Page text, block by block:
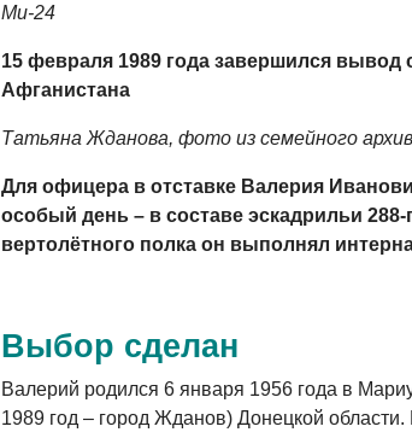
Ми-24
15 февраля 1989 года завершился вывод
Афганистана
Татьяна Жданова, фото из семейного
Для офицера в отставке Валерия
особый день – в составе эскадрильи 288-
вертолётного полка он выполнял
Выбор сделан
Валерий родился 6 января 1956 года в
1989 год – город Жданов) Донецкой